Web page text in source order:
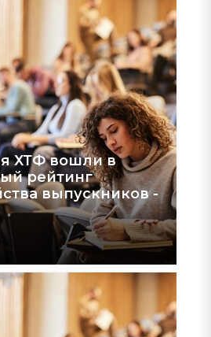
ХТФ вошли в
рейтинг
выпускников -